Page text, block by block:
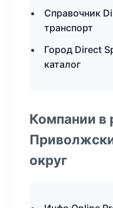
Справочник
транспорт
Город Direct
каталог
Компании в
округ